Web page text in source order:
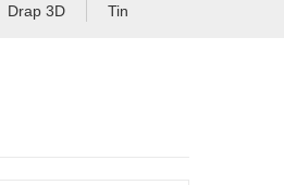
Drap 3D Tin